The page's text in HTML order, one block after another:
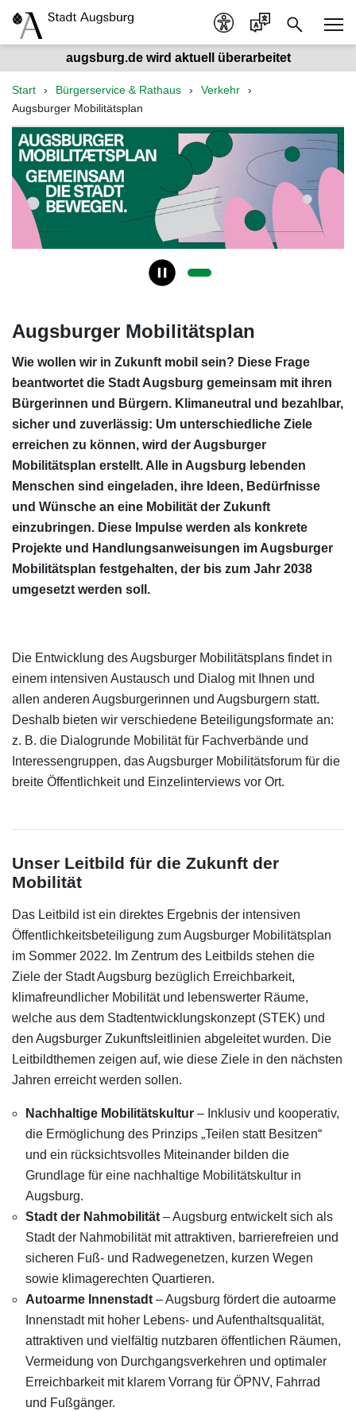
augsburg.de wird aktuell überarbeitet
Start Bürgerservice & Rathaus
Verkehr
Augsburger Mobilitätsplan
Augsburger Mobilitätsplan
Wie wollen wir in Zukunft mobil sein? Diese Frage
beantwortet die Stadt Augsburg gemeinsam mit ihren
Bürgerinnen und Bürgern. Klimaneutral und bezahlbar,
sicher und zuverlässig: Um unterschiedliche Ziele
erreichen zu können, wird der Augsburger
Mobilitätsplan erstellt. Alle in Augsburg lebenden
Menschen sind eingeladen, ihre Ideen, Bedürfnisse
und Wünsche an eine Mobilität der Zukunft
einzubringen. Diese Impulse werden als konkrete
Projekte und Handlungsanweisungen im Augsburger
Mobilitätsplan festgehalten, der bis zum Jahr 2038
umgesetzt werden soll.
Die Entwicklung des Augsburger Mobilitätsplans findet in
einem intensiven Austausch und Dialog mit Ihnen und
allen anderen Augsburgerinnen und Augsburgern statt.
Deshalb bieten wir verschiedene Beteiligungsformate an:
z. B. die Dialogrunde Mobilität für Fachverbände und
Interessengruppen, das Augsburger Mobilitätsforum für die
breite Öffentlichkeit und Einzelinterviews vor Ort.
Unser Leitbild für die Zukunft der
Mobilität
Das Leitbild ist ein direktes Ergebnis der intensiven
Öffentlichkeitsbeteiligung zum Augsburger Mobilitätsplan
im Sommer 2022. Im Zentrum des Leitbilds stehen die
Ziele der Stadt Augsburg bezüglich Erreichbarkeit,
klimafreundlicher Mobilität und lebenswerter Räume,
welche aus dem Stadtentwicklungskonzept (STEK) und
den Augsburger Zukunftsleitlinien abgeleitet wurden. Die
Leitbildthemen zeigen auf, wie diese Ziele in den nächsten
Jahren erreicht werden sollen.
Nachhaltige Mobilitätskultur – Inklusiv und kooperativ,
die Ermöglichung des Prinzips „Teilen statt Besitzen“
und ein rücksichtsvolles Miteinander bilden die
Grundlage für eine nachhaltige Mobilitätskultur in
Augsburg.
Stadt der Nahmobilität – Augsburg entwickelt sich als
Stadt der Nahmobilität mit attraktiven, barrierefreien und
sicheren Fuß- und Radwegenetzen, kurzen Wegen
sowie klimagerechten Quartieren.
Autoarme Innenstadt – Augsburg fördert die autoarme
Innenstadt mit hoher Lebens- und Aufenthaltsqualität,
attraktiven und vielfältig nutzbaren öffentlichen Räumen,
Vermeidung von Durchgangsverkehren und optimaler
Erreichbarkeit mit klarem Vorrang für ÖPNV, Fahrrad
und Fußgänger.